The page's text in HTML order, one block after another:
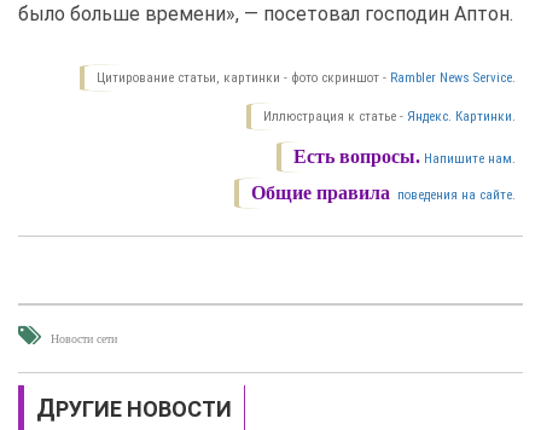
было больше времени», — посетовал господин Аптон.
Цитирование статьи, картинки - фото скриншот - Rambler News Service.
Иллюстрация к статье - Яндекс. Картинки.
Есть вопросы. Напишите нам.
Общие правила поведения на сайте.
Новости сети
ДРУГИЕ НОВОСТИ